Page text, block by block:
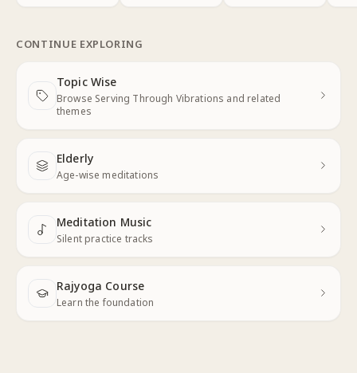
CONTINUE EXPLORING
Topic Wise
Browse Serving Through Vibrations and related
themes
Next
Elderly
Age-wise meditations
Next
Meditation Music
Silent practice tracks
Next
Rajyoga Course
Learn the foundation